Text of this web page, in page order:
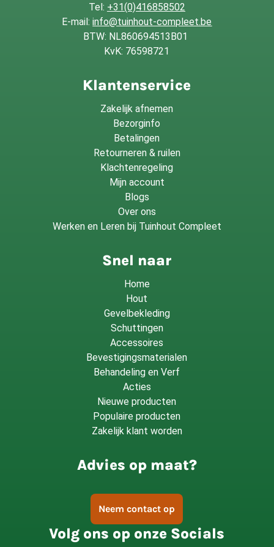
Tel: +31(0)416858502
E-mail:info@tuinhout-compleet.be
BTW: NL860694513B01
KvK: 76598721
Klantenservice
Zakelijk afnemen
Bezorginfo
Betalingen
Retourneren & ruilen
Klachtenregeling
Mijn account
Blogs
Over ons
Werken en Leren bij Tuinhout Compleet
Snel naar
Home
Hout
Gevelbekleding
Schuttingen
Accessoires
Bevestigingsmaterialen
Behandeling en Verf
Acties
Nieuwe producten
Populaire producten
Zakelijk klant worden
Advies op maat?
Neem contact op
Volg ons op onze Socials